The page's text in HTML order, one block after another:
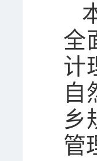
全
计
自
乡
管